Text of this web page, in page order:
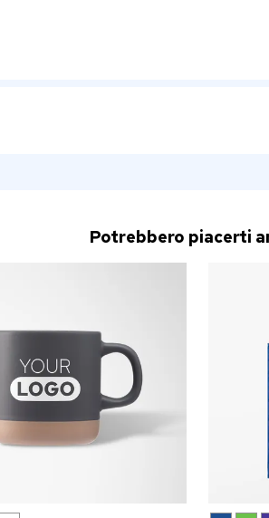
Potrebbero piacerti